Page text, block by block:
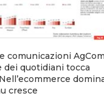
comunicazioni
dei quotidiani tocca
cresce